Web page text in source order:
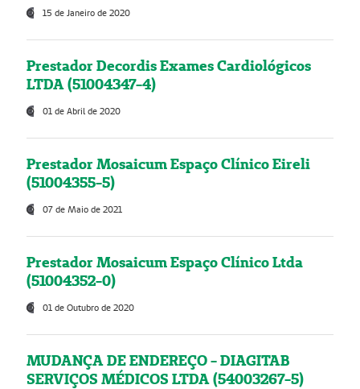
15 de Janeiro de 2020
Prestador Decordis Exames Cardiológicos
LTDA (51004347-4)
01 de Abril de 2020
Prestador Mosaicum Espaço Clínico Eireli
(51004355-5)
07 de Maio de 2021
Prestador Mosaicum Espaço Clínico Ltda
(51004352-0)
01 de Outubro de 2020
MUDANÇA DE ENDEREÇO - DIAGITAB
SERVIÇOS MÉDICOS LTDA (54003267-5)